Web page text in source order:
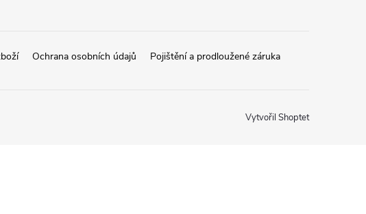
Ochrana osobních údajů Pojištění a prodloužené záruka
Vytvořil Shoptet